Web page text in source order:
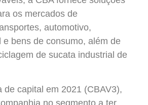
os mercados de
automotivo,
e bens de consumo, além de
de sucata industrial de
de capital em 2021 (CBAV3),